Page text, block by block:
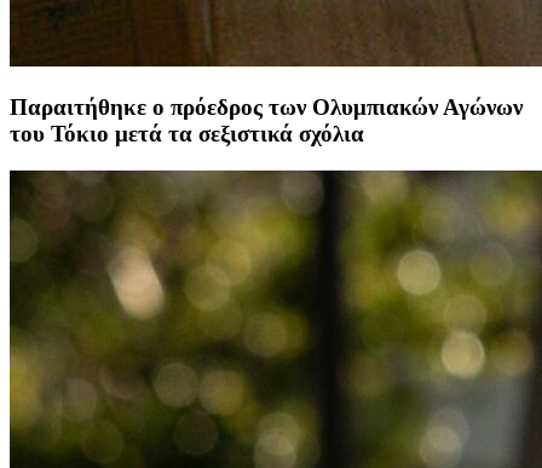
Παραιτήθηκε ο πρόεδρος των Ολυμπιακών Αγώνων
του Τόκιο μετά τα σεξιστικά σχόλια